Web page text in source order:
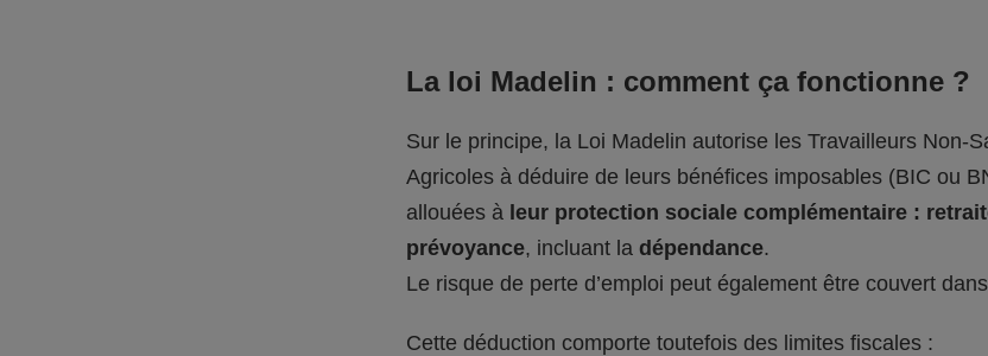
La loi Madelin : comment ça fonctionne ?
Sur le principe, la Loi Madelin autorise les Travailleurs Non-
Agricoles à déduire de leurs bénéfices imposables (BIC ou
allouées à leur protection sociale complémentaire :
prévoyance, incluant la dépendance.
Le risque de perte d’emploi peut également être couvert
Cette déduction comporte toutefois des limites fiscales :